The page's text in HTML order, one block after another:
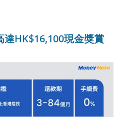
HK$16,100現金獎賞